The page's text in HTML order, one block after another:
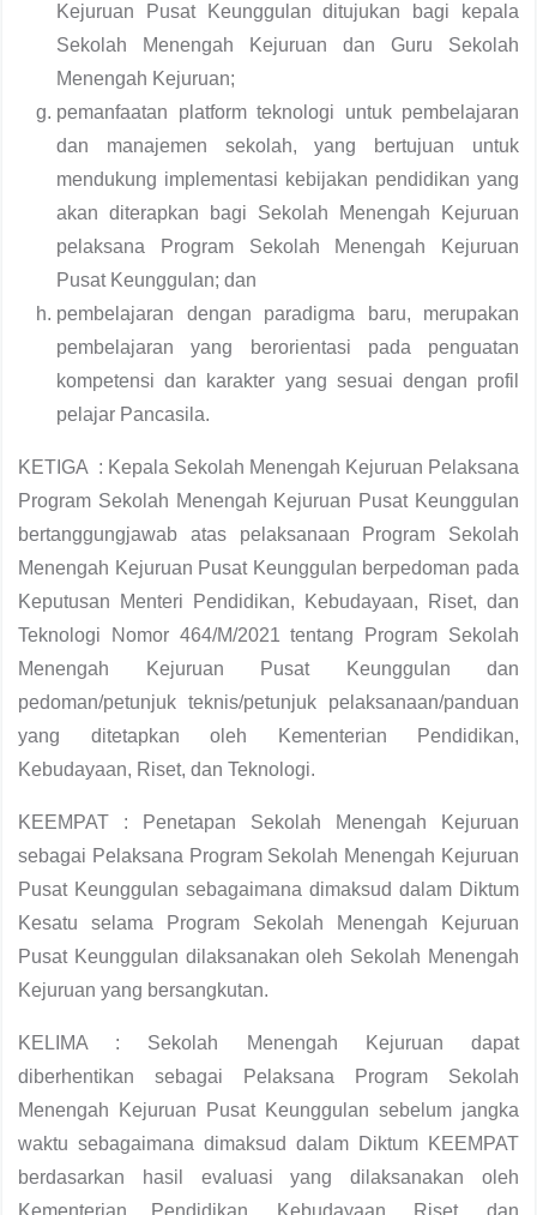
Kejuruan Pusat Keunggulan ditujukan bagi kepala
Sekolah Menengah Kejuruan dan Guru Sekolah
Menengah Kejuruan;
pemanfaatan platform teknologi untuk pembelajaran
dan manajemen sekolah, yang bertujuan untuk
mendukung implementasi kebijakan pendidikan yang
akan diterapkan bagi Sekolah Menengah Kejuruan
pelaksana Program Sekolah Menengah Kejuruan
Pusat Keunggulan; dan
pembelajaran dengan paradigma baru, merupakan
pembelajaran yang berorientasi pada penguatan
kompetensi dan karakter yang sesuai dengan profil
pelajar Pancasila.
KETIGA : Kepala Sekolah Menengah Kejuruan Pelaksana
Program Sekolah Menengah Kejuruan Pusat Keunggulan
bertanggungjawab atas pelaksanaan Program Sekolah
Menengah Kejuruan Pusat Keunggulan berpedoman pada
Keputusan Menteri Pendidikan, Kebudayaan, Riset, dan
Teknologi Nomor 464/M/2021 tentang Program Sekolah
Menengah Kejuruan Pusat Keunggulan dan
pedoman/petunjuk teknis/petunjuk pelaksanaan/panduan
yang ditetapkan oleh Kementerian Pendidikan,
Kebudayaan, Riset, dan Teknologi.
KEEMPAT : Penetapan Sekolah Menengah Kejuruan
sebagai Pelaksana Program Sekolah Menengah Kejuruan
Pusat Keunggulan sebagaimana dimaksud dalam Diktum
Kesatu selama Program Sekolah Menengah Kejuruan
Pusat Keunggulan dilaksanakan oleh Sekolah Menengah
Kejuruan yang bersangkutan.
KELIMA : Sekolah Menengah Kejuruan dapat
diberhentikan sebagai Pelaksana Program Sekolah
Menengah Kejuruan Pusat Keunggulan sebelum jangka
waktu sebagaimana dimaksud dalam Diktum KEEMPAT
berdasarkan hasil evaluasi yang dilaksanakan oleh